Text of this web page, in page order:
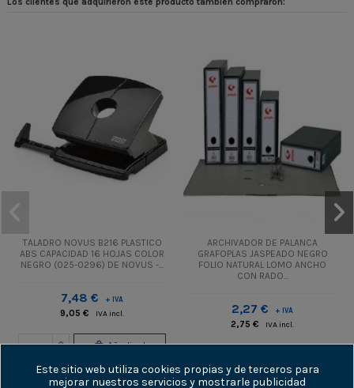
TALADRO NOVUS B216 PLASTICO
ABS CAPACIDAD 16 HOJAS COLOR
NEGRO (025-0296) DE NOVUS -...
7,48 € + IVA
9,05 € IVA incl.
Añadir al
ARCHIVADOR DE PALANCA
GRAFOPLAS JASPEADO NEGRO
FOLIO NATURAL LOMO ANCHO
CON RADO...
2,27 € + IVA
2,75 € IVA incl.
carrito
Este sitio web utiliza cookies propias y de terceros para
mejorar nuestros servicios y mostrarle publicidad